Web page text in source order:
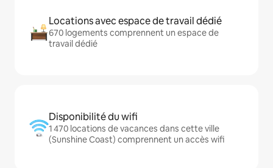
Locations avec espace de travail dédié
670 logements comprennent un espace de
travail dédié
Disponibilité du wifi
1 470 locations de vacances dans cette ville
(Sunshine Coast) comprennent un accès wifi